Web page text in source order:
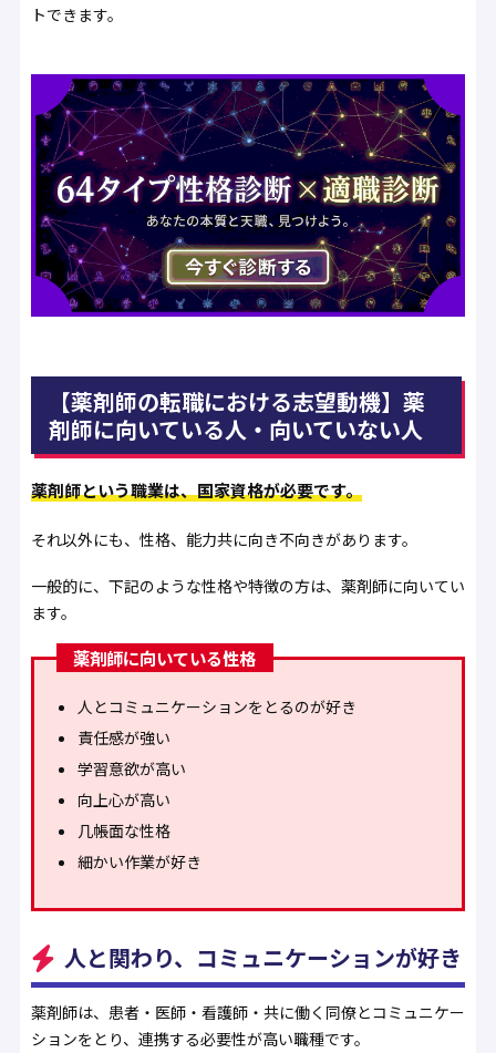
トできます。
【薬剤師の転職における志望動機】薬
剤師に向いている人・向いていない人
薬剤師という職業は、国家資格が必要です。
それ以外にも、性格、能力共に向き不向きがあります。
一般的に、下記のような性格や特徴の方は、薬剤師に向いてい
ます。
薬剤師に向いている性格
人とコミュニケーションをとるのが好き
責任感が強い
学習意欲が高い
向上心が高い
几帳面な性格
細かい作業が好き
人と関わり、コミュニケーションが好き
薬剤師は、患者・医師・看護師・共に働く同僚とコミュニケー
ションをとり、連携する必要性が高い職種です。